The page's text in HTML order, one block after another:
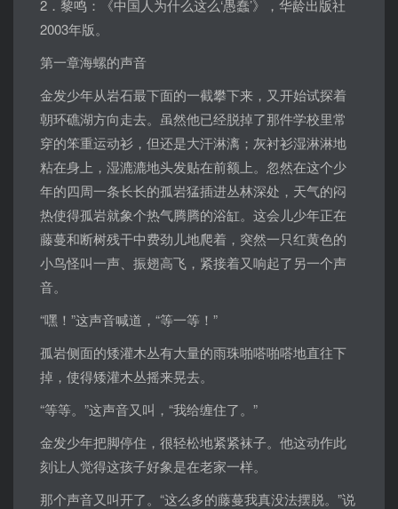
2．黎鸣：《中国人为什么这么‘愚蠢’》，华龄出版社
2003年版。
第一章海螺的声音
金发少年从岩石最下面的一截攀下来，又开始试探着
朝环礁湖方向走去。虽然他已经脱掉了那件学校里常
穿的笨重运动衫，但还是大汗淋漓；灰衬衫湿淋淋地
粘在身上，湿漉漉地头发贴在前额上。忽然在这个少
年的四周一条长长的孤岩猛插进丛林深处，天气的闷
热使得孤岩就象个热气腾腾的浴缸。这会儿少年正在
藤蔓和断树残干中费劲儿地爬着，突然一只红黄色的
小鸟怪叫一声、振翅高飞，紧接着又响起了另一个声
音。
“嘿！”这声音喊道，“等一等！”
孤岩侧面的矮灌木丛有大量的雨珠啪嗒啪嗒地直往下
掉，使得矮灌木丛摇来晃去。
“等等。”这声音又叫，“我给缠住了。”
金发少年把脚停住，很轻松地紧紧袜子。他这动作此
刻让人觉得这孩子好象是在老家一样。
那个声音又叫开了。“这么多的藤蔓我真没法摆脱。”说